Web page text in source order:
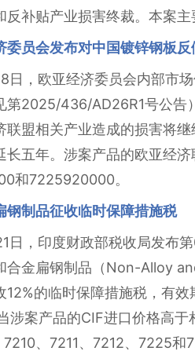
反补贴产业损害终裁。本案
委员会发布对中国镀锌钢板
日，欧亚经济委员会内部市
第2025/436/AD26R1号公告
联盟相关产业造成的损害将
长五年。涉案产品的欧亚经
和7225920000。
钢制品征收临时保障措施税
日，印度财政部税收局发布
合金扁钢制品（Non-Alloy
12%的临时保障措施税，有
涉案产品的CIF进口价格高
、7211、7212、7225和